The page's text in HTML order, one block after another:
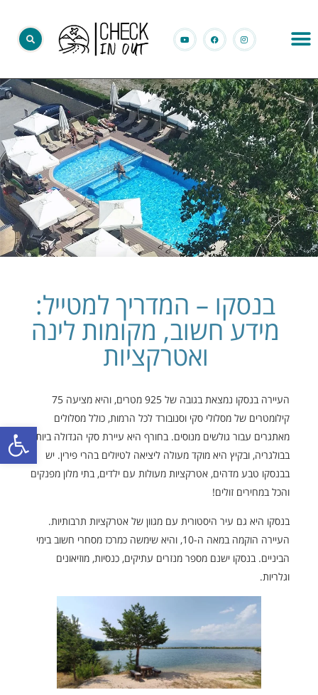
פתח
בנסקו – המדריך למטייל:
מידע חשוב, מקומות לינה
ואטרקציות
העיירה בנסקו נמצאת בגובה של 925 מטרים, והיא מציעה 75
קילומטרים של מסלולי סקי וסנובורד לכל הרמות, כולל מסלולים
מאתגרים עבור גולשים מנוסים. בחורף היא עיירת סקי הגדולה ביותר
בבולגריה, ובקיץ היא מוקד מעולה ליציאה לטיולים בהרי פירין. יש
בבנסקו טבע מדהים, אטרקציות מעולות עם ילדים, בתי מלון מפנקים
והכל במחירים זולים!
בנסקו היא גם עיר היסטורית עם מגוון של אטרקציות תרבותיות.
העיירה הוקמה במאה ה-10, והיא שימשה כמרכז מסחרי חשוב בימי
הביניים. בנסקו ישנם מספר מנזרים עתיקים, כנסיות, מוזיאונים
וגלריות.